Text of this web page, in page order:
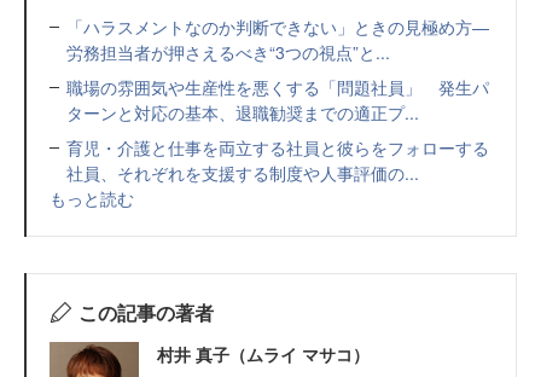
「ハラスメントなのか判断できない」ときの見極め方—
労務担当者が押さえるべき“3つの視点”と...
職場の雰囲気や生産性を悪くする「問題社員」 発生パ
ターンと対応の基本、退職勧奨までの適正プ...
育児・介護と仕事を両立する社員と彼らをフォローする
社員、それぞれを支援する制度や人事評価の...
もっと読む
この記事の著者
村井 真子（ムライ マサコ）